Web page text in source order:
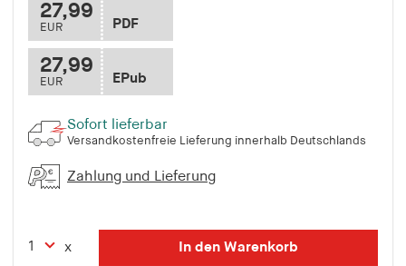
27,99
EUR PDF
27,99
EUR EPub
Sofort lieferbar
Versandkostenfreie Lieferung innerhalb Deutschlands
Zahlung und Lieferung
x In den Warenkorb